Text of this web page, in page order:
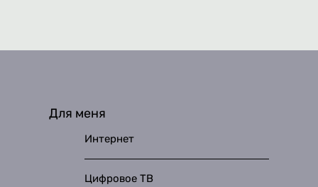
Для меня
Интернет
Цифровое ТВ